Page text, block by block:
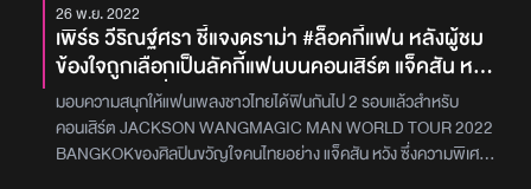
26 พ.ย. 2022
เพิร์ธ วีริณฐ์ศรา ชี้แจงดราม่า #ล็อคกี้แฟน หลังผู้ชม
ข้องใจถูกเลือกเป็นลัคกี้แฟนบนคอนเสิร์ต แจ็คสัน หวัง
รอบวันเสาร์ที่ผ่านมา
มอบความสนุกให้แฟนเพลงชาวไทยได้ฟินกันไป 2 รอบแล้วสำหรับ
คอนเสิร์ต JACKSON WANGMAGIC MAN WORLD TOUR 2022
BANGKOKของศิลปินขวัญใจคนไทยอย่าง แจ็คสัน หวัง ซึ่งความพิเศษ